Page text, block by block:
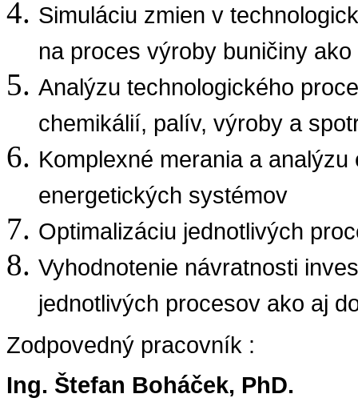
Simuláciu zmien v
na proces výroby buničiny
Analýzu technologického
chemikálií, palív, výroby a
Komplexné merania a
energetických systémov
Optimalizáciu jednotlivých
Vyhodnotenie návratnosti
jednotlivých procesov ako aj
Zodpovedný pracovník :
Ing. Štefan Boháček, PhD.